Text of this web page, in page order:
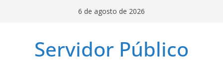
6 de agosto de 2026
Servidor Público